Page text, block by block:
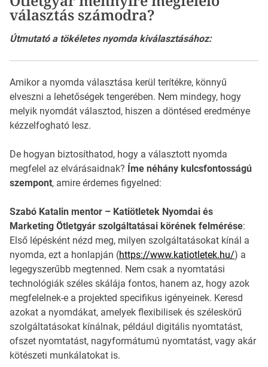
választás számodra?
Útmutató a tökéletes nyomda kiválasztásához:
Amikor a nyomda választása kerül terítékre, könnyű
elveszni a lehetőségek tengerében. Nem mindegy, hogy
melyik nyomdát választod, hiszen a döntésed eredménye
kézzelfogható lesz.
De hogyan biztosíthatod, hogy a választott nyomda
megfelel az elvárásaidnak? Íme néhány kulcsfontosságú
szempont, amire érdemes figyelned:
Szabó Katalin mentor – Katiötletek Nyomdai és
Marketing Ötletgyár szolgáltatásai körének felmérése:
Első lépésként nézd meg, milyen szolgáltatásokat kínál a
nyomda, ezt a honlapján (https://www.katiotletek.hu/) a
legegyszerűbb megtenned. Nem csak a nyomtatási
technológiák széles skálája fontos, hanem az, hogy azok
megfelelnek-e a projekted specifikus igényeinek. Keresd
azokat a nyomdákat, amelyek flexibilisek és széleskörű
szolgáltatásokat kínálnak, például digitális nyomtatást,
ofszet nyomtatást, nagyformátumú nyomtatást, vagy akár
kötészeti munkálatokat is.